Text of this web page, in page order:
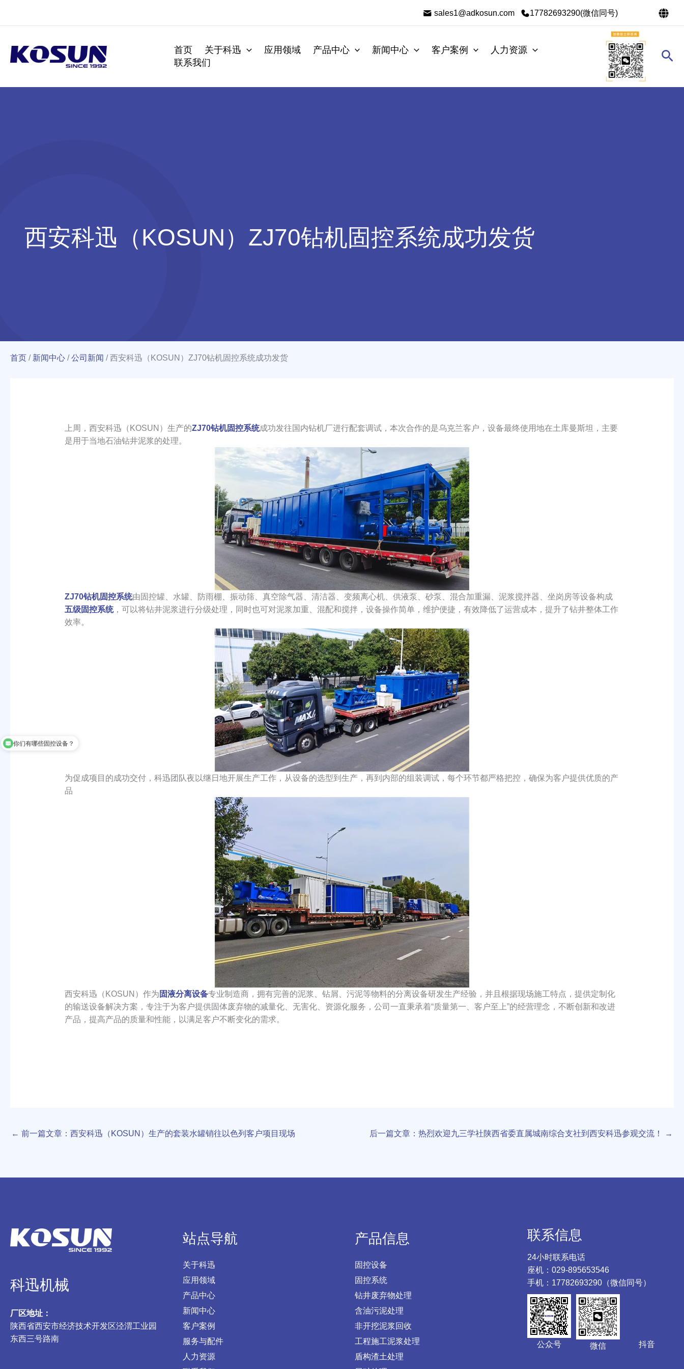
sales1@adkosun.com 17782693290(微信同号)
首页 关于科迅 应用领域 产品中心 新闻中心 客户案例
人力资源
联系我们
搜
西安科迅（KOSUN）ZJ70钻机固控系统成功发货
首页 / 新闻中心 /公司新闻 /西安科迅（KOSUN）ZJ70钻机固控系统成功发货
上周，西安科迅（KOSUN）生产的ZJ70钻机固控系统成功发往国内钻机厂进行配套调试，本次合作的是乌克兰客户，设备最终使用地在土库曼斯坦，主要
是用于当地石油钻井泥浆的处理。
ZJ70钻机固控系统由固控罐、水罐、防雨棚、振动筛、真空除气器、清洁器、变频离心机、供液泵、砂泵、混合加重漏、泥浆搅拌器、坐岗房等设备构成
五级固控系统，可以将钻井泥浆进行分级处理，同时也可对泥浆加重、混配和搅拌，设备操作简单，维护便捷，有效降低了运营成本，提升了钻井整体工作
效率。
为促成项目的成功交付，科迅团队夜以继日地开展生产工作，从设备的选型到生产，再到内部的组装调试，每个环节都严格把控，确保为客户提供优质的产
品
西安科迅（KOSUN）作为 固液分离设备专业制造商，拥有完善的泥浆、钻屑、污泥等物料的分离设备研发生产经验，并且根据现场施工特点，提供定制化
的输送设备解决方案，专注于为客户提供固体废弃物的减量化、无害化、资源化服务，公司一直秉承着“质量第一、客户至上”的经营理念，不断创新和改进
产品，提高产品的质量和性能，以满足客户不断变化的需求。
← 前一篇文章：西安科迅（KOSUN）生产的套装水罐销往以色列客户项目现场 后一篇文章：热烈欢迎九三学社陕西省委直属城南综合支社到西安科迅参观交流！ →
科迅机械
厂区地址：
陕西省西安市经济技术开发区泾渭工业园
东西三号路南
站点导航
关于科迅
应用领域
产品中心
新闻中心
客户案例
服务与配件
人力资源
产品信息
固控设备
固控系统
钻井废弃物处理
含油污泥处理
非开挖泥浆回收
工程施工泥浆处理
盾构渣土处理
联系信息
24小时联系电话
座机：029-895653546
手机：17782693290（微信同号）
公众号 微信 抖音
你们有哪些固控设备？